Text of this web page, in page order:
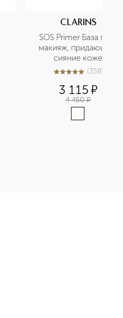
CLARINS
SOS Primer База под
макияж, придающая
сияние коже
5из 5358 (358)
3 115 ¤
4 450 ¤